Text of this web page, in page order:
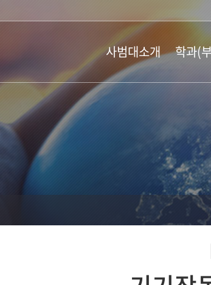
사범대소개
학장인사말
연혁 및 역대학장
오시는 길
학과(
영어교육
역사교육
지리교육
유아교육
윤리교육
특수교육